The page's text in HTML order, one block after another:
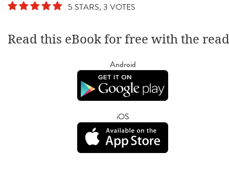
5 STARS, 3 VOTES
Read this eBook for free with the
Android
iOS